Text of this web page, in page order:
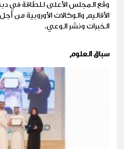
وقّع المجلس الأعلى للطّاقة في
الأقاليم والوكالات الأوروبية من
الخبرات ونشر الوعي.
سباق العلوم